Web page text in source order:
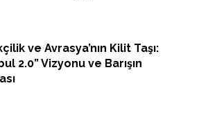
ve Avrasya’nın Kilit Taşı:
2.0” Vizyonu ve Barışın